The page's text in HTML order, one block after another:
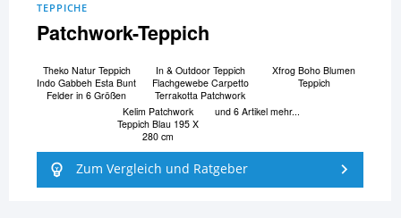
TEPPICHE
Patchwork-Teppich
Theko Natur Teppich
Indo Gabbeh Esta Bunt
Felder in 6 Größen
In & Outdoor Teppich
Flachgewebe Carpetto
Terrakotta Patchwork
Xfrog Boho Blumen
Teppich
Kelim Patchwork
Teppich Blau 195 X
280 cm
und 6 Artikel mehr...
Zum Vergleich und Ratgeber